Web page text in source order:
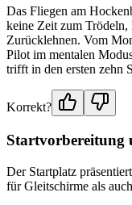
Das Fliegen am
keine Zeit zum Trödeln,
Zurücklehnen. Vom
Pilot im mentalen
trifft in den ersten zehn
Korrekt?
Startvorbereitung
Der Startplatz
für Gleitschirme als